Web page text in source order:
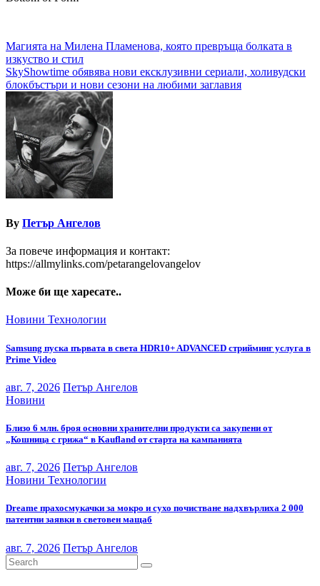
Навигация
Магията на Милена Пламенова, която превръща болката в
изкуство и стил
SkyShowtime обявява нови ексклузивни сериали, холивудски
блокбъстъри и нови сезони на любими заглавия
By Петър Ангелов
За повече информация и контакт:
https://allmylinks.com/petarangelovangelov
Може би ще харесате..
Новини Технологии
Samsung пуска първата в света HDR10+ ADVANCED стрийминг услуга в
Prime Video
авг. 7, 2026 Петър Ангелов
Новини
Близо 6 млн. броя основни хранителни продукти са закупени от
„Кошница с грижа“ в Kaufland от старта на кампанията
авг. 7, 2026 Петър Ангелов
Новини Технологии
Dreame прахосмукачки за мокро и сухо почистване надхвърлиха 2 000
патентни заявки в световен мащаб
авг. 7, 2026 Петър Ангелов